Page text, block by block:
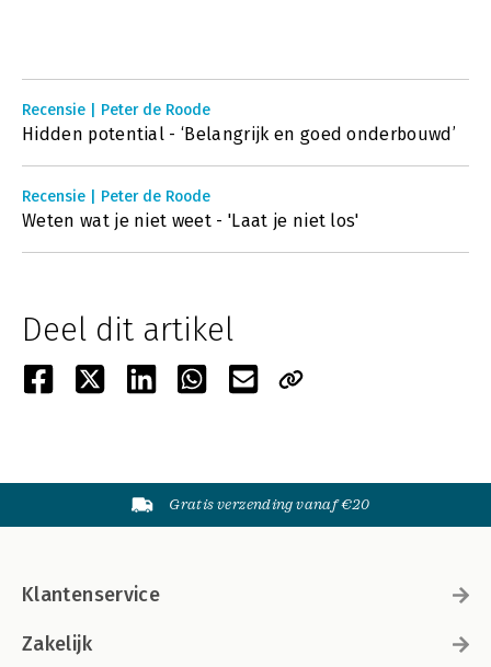
Recensie | Peter de Roode
Hidden potential - ‘Belangrijk en goed onderbouwd’
Recensie | Peter de Roode
Weten wat je niet weet - 'Laat je niet los'
Deel dit artikel
Gratis verzending vanaf €20
Klantenservice
Zakelijk